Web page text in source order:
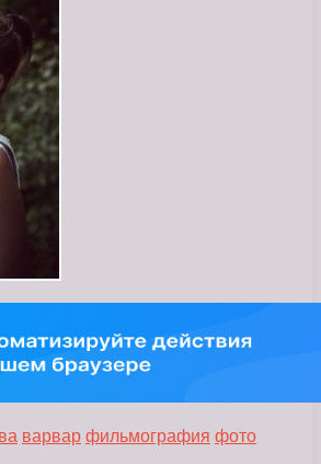
варвар фильмография фото